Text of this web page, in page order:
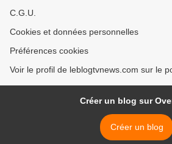
C.G.U.
Cookies et données personnelles
Préférences cookies
Voir le profil de leblogtvnews.com sur le
Créer un blog sur
Créer un blog